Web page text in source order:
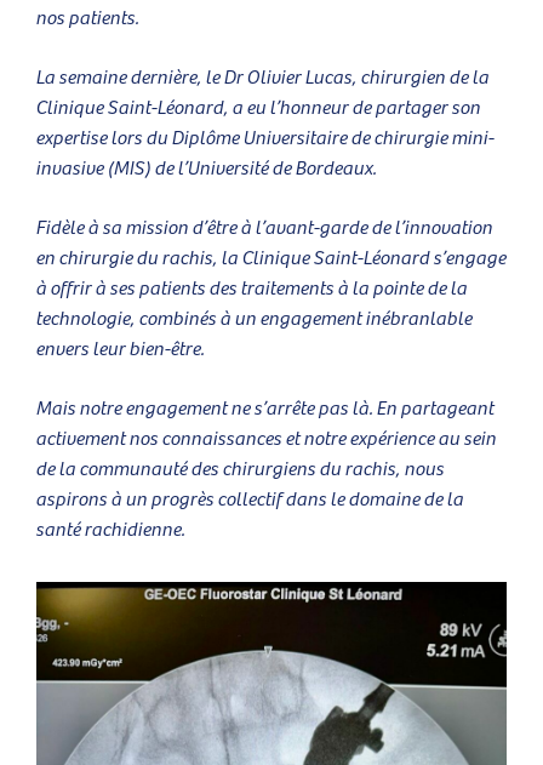
nos patients.
La semaine dernière, le Dr Olivier Lucas, chirurgien de la
Clinique Saint-Léonard, a eu l’honneur de partager son
expertise lors du Diplôme Universitaire de chirurgie mini-
invasive (MIS) de l’Université de Bordeaux.
Fidèle à sa mission d’être à l’avant-garde de l’innovation
en chirurgie du rachis, la Clinique Saint-Léonard s’engage
à offrir à ses patients des traitements à la pointe de la
technologie, combinés à un engagement inébranlable
envers leur bien-être.
Mais notre engagement ne s’arrête pas là. En partageant
activement nos connaissances et notre expérience au sein
de la communauté des chirurgiens du rachis, nous
aspirons à un progrès collectif dans le domaine de la
santé rachidienne.